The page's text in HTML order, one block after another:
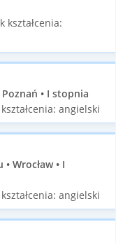
kształcenia:
• I stopnia
angielski
Wrocław • I
angielski